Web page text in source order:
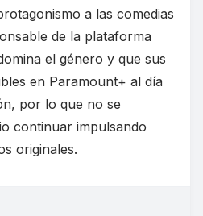
a las comedias
de la plataforma
el género y que sus
en Paramount+ al día
por lo que no se
continuar impulsando
originales.